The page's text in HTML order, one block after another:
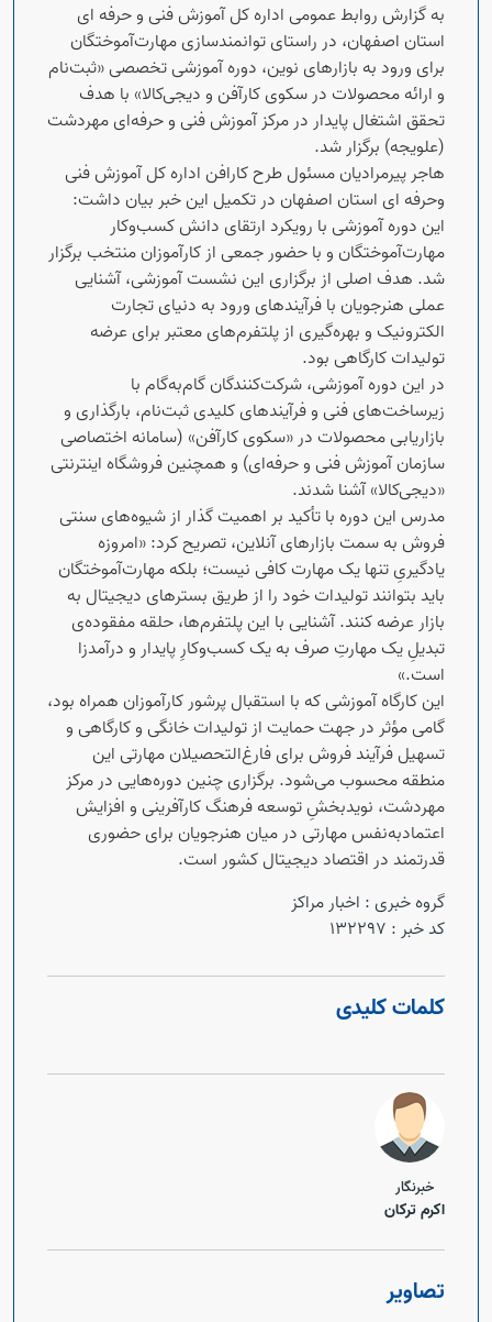
به گزارش روابط عمومی اداره کل آموزش فنی و حرفه ای
استان اصفهان، در راستای توانمندسازی مهارت‌آموختگان
برای ورود به بازارهای نوین، دوره آموزشی تخصصی «ثبت‌نام
و ارائه محصولات در سکوی کارآفن و دیجی‌کالا» با هدف
تحقق اشتغال پایدار در مرکز آموزش فنی و حرفه‌ای مهردشت
(علویجه) برگزار شد.
هاجر پیرمرادیان مسئول طرح کارافن اداره کل آموزش فنی
وحرفه ای استان اصفهان در تکمیل این خبر بیان داشت:
این دوره آموزشی با رویکرد ارتقای دانش کسب‌وکار
مهارت‌آموختگان و با حضور جمعی از کارآموزان منتخب برگزار
شد. هدف اصلی از برگزاری این نشست آموزشی، آشنایی
عملی هنرجویان با فرآیندهای ورود به دنیای تجارت
الکترونیک و بهره‌گیری از پلتفرم‌های معتبر برای عرضه
تولیدات کارگاهی بود.
در این دوره آموزشی، شرکت‌کنندگان گام‌به‌گام با
زیرساخت‌های فنی و فرآیندهای کلیدی ثبت‌نام، بارگذاری و
بازاریابی محصولات در «سکوی کارآفن» (سامانه اختصاصی
سازمان آموزش فنی و حرفه‌ای) و همچنین فروشگاه اینترنتی
«دیجی‌کالا» آشنا شدند.
مدرس این دوره با تأکید بر اهمیت گذار از شیوه‌های سنتی
فروش به سمت بازارهای آنلاین، تصریح کرد: «امروزه
یادگیریِ تنها یک مهارت کافی نیست؛ بلکه مهارت‌آموختگان
باید بتوانند تولیدات خود را از طریق بسترهای دیجیتال به
بازار عرضه کنند. آشنایی با این پلتفرم‌ها، حلقه مفقوده‌ی
تبدیلِ یک مهارتِ صرف به یک کسب‌وکارِ پایدار و درآمدزا
است.»
این کارگاه آموزشی که با استقبال پرشور کارآموزان همراه بود،
گامی مؤثر در جهت حمایت از تولیدات خانگی و کارگاهی و
تسهیل فرآیند فروش برای فارغ‌التحصیلان مهارتی این
منطقه محسوب می‌شود. برگزاری چنین دوره‌هایی در مرکز
مهردشت، نویدبخشِ توسعه فرهنگ کارآفرینی و افزایش
اعتمادبه‌نفس مهارتی در میان هنرجویان برای حضوری
قدرتمند در اقتصاد دیجیتال کشور است.
گروه خبری : اخبار مراکز
کد خبر : 132297
کلمات کلیدی
خبرنگار
اکرم ترکان
تصاویر